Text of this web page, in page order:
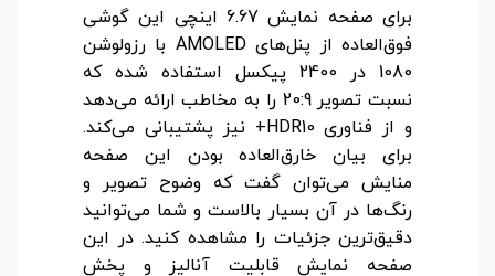
برای صفحه نمایش 6.67 اینچی این گوشی
فوق‌العاده از پنل‌های AMOLED با رزولوشن
1080 در 2400 پیکسل استفاده شده که
نسبت تصویر 20:9 را به مخاطب ارائه می‌دهد
و از فناوری HDR10+ نیز پشتیبانی می‌کند.
برای بیان خارق‌العاده بودن این صفحه
منایش می‌توان گفت که وضوح تصویر و
رنگ‌ها در آن بسیار بالاست و شما می‌توانید
دقیق‌ترین جزئیات را مشاهده کنید. در این
صفحه نمایش قابلیت آنالیز و پخش